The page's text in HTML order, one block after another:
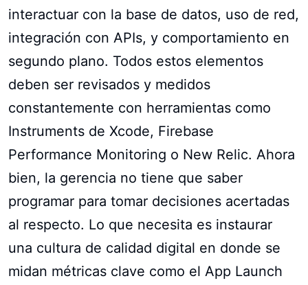
interactuar con la base de datos, uso de red,
integración con APIs, y comportamiento en
segundo plano. Todos estos elementos
deben ser revisados y medidos
constantemente con herramientas como
Instruments de Xcode, Firebase
Performance Monitoring o New Relic. Ahora
bien, la gerencia no tiene que saber
programar para tomar decisiones acertadas
al respecto. Lo que necesita es instaurar
una cultura de calidad digital en donde se
midan métricas clave como el App Launch